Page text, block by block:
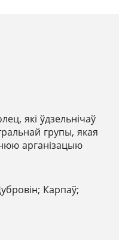
які ўдзельнічаў
групы, якая
арганізацыю
Карпаў;